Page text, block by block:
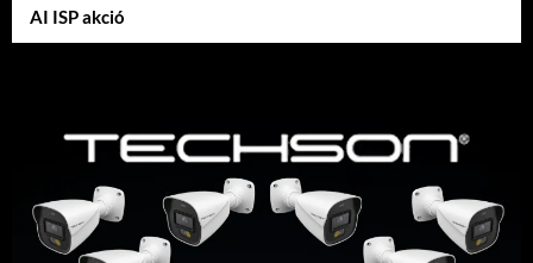
AI ISP akció